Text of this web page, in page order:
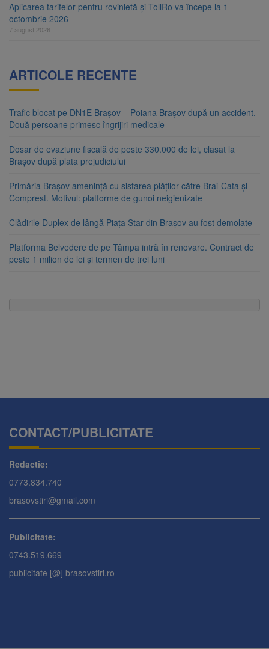
Aplicarea tarifelor pentru rovinietă și TollRo va începe la 1
octombrie 2026
7 august 2026
ARTICOLE RECENTE
Trafic blocat pe DN1E Brașov – Poiana Brașov după un accident.
Două persoane primesc îngrijiri medicale
Dosar de evaziune fiscală de peste 330.000 de lei, clasat la
Brașov după plata prejudiciului
Primăria Brașov amenință cu sistarea plăților către Brai-Cata și
Comprest. Motivul: platforme de gunoi neigienizate
Clădirile Duplex de lângă Piața Star din Brașov au fost demolate
Platforma Belvedere de pe Tâmpa intră în renovare. Contract de
peste 1 milion de lei și termen de trei luni
CONTACT/PUBLICITATE
Redactie:
0773.834.740
brasovstiri@gmail.com
Publicitate:
0743.519.669
publicitate [@] brasovstiri.ro